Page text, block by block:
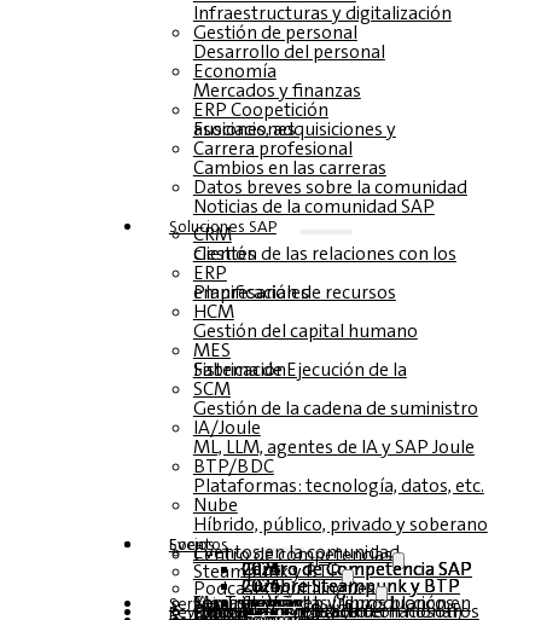
Infraestructuras y digitalización
Gestión de personal
Desarrollo del personal
Economía
Mercados y finanzas
ERP Coopetición
Fusiones, adquisiciones y asociaciones
Carrera profesional
Cambios en las carreras
Datos breves sobre la comunidad
Noticias de la comunidad SAP
Soluciones‎‎ SAP
CRM
Gestión de las relaciones con los clientes
ERP
Planificación de recursos empresariales
HCM
Gestión del capital humano
MES
Sistema de Ejecución de la Fabricación
SCM
Gestión de la cadena de suministro
IA/Joule
ML, LLM, agentes de IA y SAP Joule
BTP/BDC
Plataformas: tecnología, datos, etc.
Nube
Híbrido, público, privado y soberano
Socios
Eventos
Eventos en la comunidad
Centro de competencias
Centro de Competencia SAP 2026
Centro de Competencia SAP 2025
Centro de Competencia SAP 2024
Centro de Competencia SAP 2023
Steampunk y BTP
Cumbre Steampunk y BTP 2026
Cumbre Steampunk y BTP 2025,
Cumbre Steampunk y BTP 2024
Podcasts multilingües
alemán
inglés
español
francés
Mesas redondas (reproducción en YouTube)
Seminarios web y libros blancos
Servicio
Formularios
Póngase en contacto con nosotros
Datos de los medios de comunicación DACH
Dossier de prensa (Internacional)
Revista